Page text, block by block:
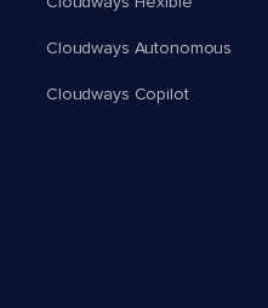
Cloudways Autonomous
Cloudways Copilot